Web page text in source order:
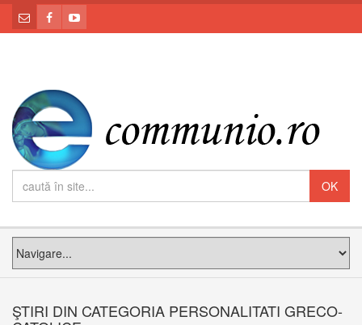
ŞTIRI DIN CATEGORIA PERSONALITATI GRECO-